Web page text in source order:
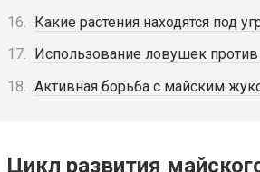
Какие растения находятся под
Использование ловушек
Активная борьба с майским
Цикл развития